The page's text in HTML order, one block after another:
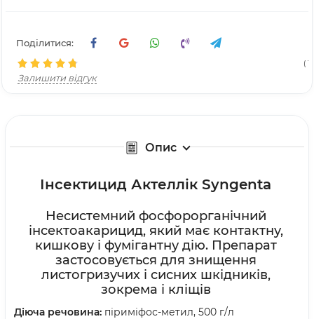
Поділитися:
(
Залишити відгук
Опис
Інсектицид Актеллік Syngenta
Несистемний фосфорорганічний
інсектоакарицид, який має контактну,
кишкову і фумігантну дію. Препарат
застосовується для знищення
листогризучих і сисних шкідників,
зокрема і кліщів
Діюча речовина: піриміфос-метил, 500 г/л